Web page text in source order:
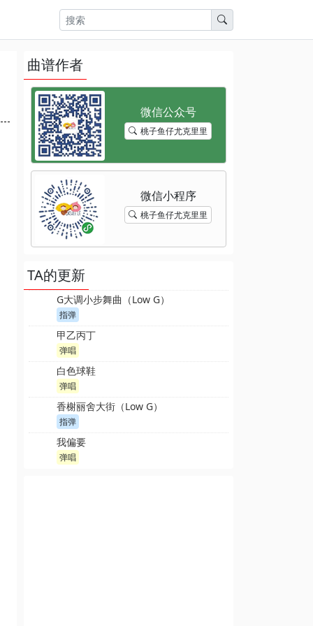
曲谱作者
桃子鱼仔尤克里里
桃子鱼仔尤克里里
TA的更新
G大调小步舞曲（Low G）
指弹
甲乙丙丁
弹唱
白色球鞋
弹唱
香榭丽舍大街（Low G）
指弹
我偏要
弹唱